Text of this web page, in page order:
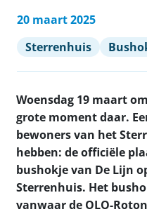
20 maart 2025
Sterrenhuis
Woensdag 19 maart
grote moment daar.
bewoners van het
hebben: de officiële
bushokje van De Lijn
Sterrenhuis. Het
vanwaar de OLO-